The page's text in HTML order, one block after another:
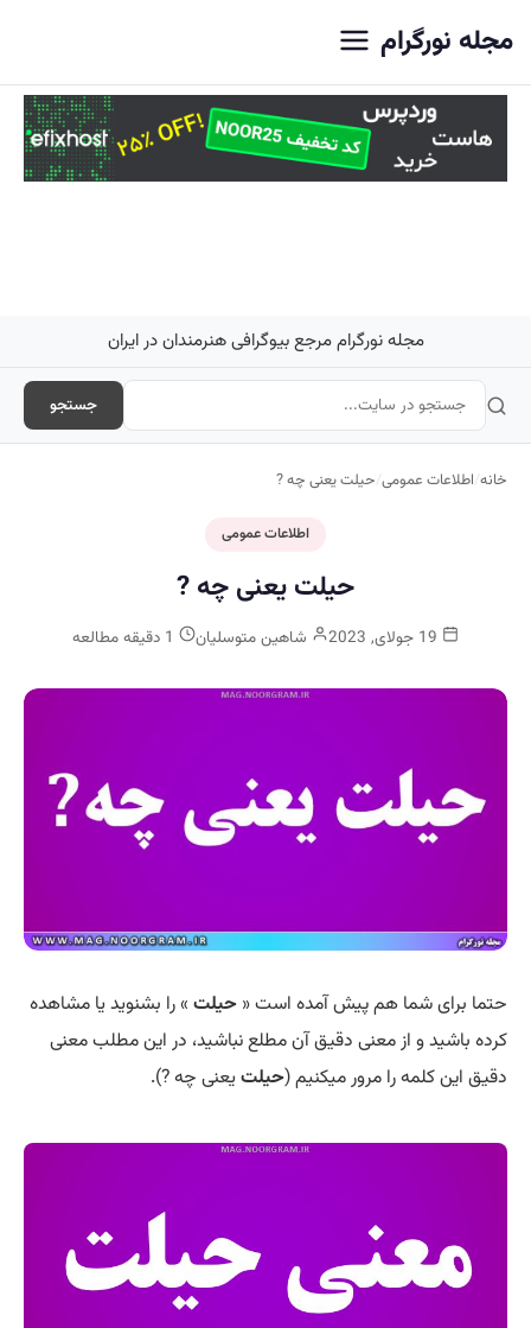
مجله نورگرام
مجله نورگرام مرجع بیوگرافی هنرمندان در ایران
جستجو
خانه/اطلاعات عمومی/حیلت یعنی چه ?
اطلاعات عمومی
حیلت یعنی چه ?
شاهین متوسلیان
حتما برای شما هم پیش آمده است « حیلت » را بشنوید یا مشاهده
کرده باشید و از معنی دقیق آن مطلع نباشید، در این مطلب معنی
دقیق این کلمه را مرور میکنیم (حیلتیعنی چه ?).